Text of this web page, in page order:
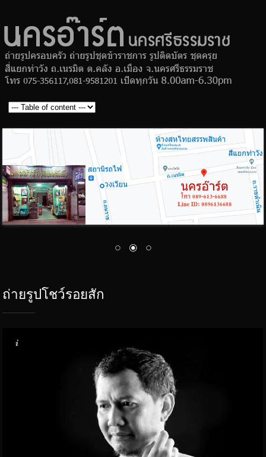
Skip to
main
content
นคร
อ๊าร์ต
ร้านถ่ายรูป
ครอบครัว
ถ่ายรูป
ถ่ายรูปติด
บัตร สมัคร
งาน ชุด
ครุย
MAIN MENU
ถ่ายรูปโชว์รอยสัก